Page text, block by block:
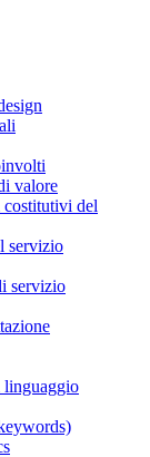
valore
costitutivi del
servizio
servizio
linguaggio